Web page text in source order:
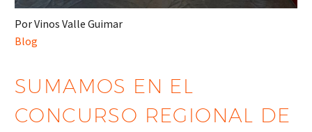
Por Vinos Valle Guimar
Blog
SUMAMOS EN EL
CONCURSO REGIONAL DE